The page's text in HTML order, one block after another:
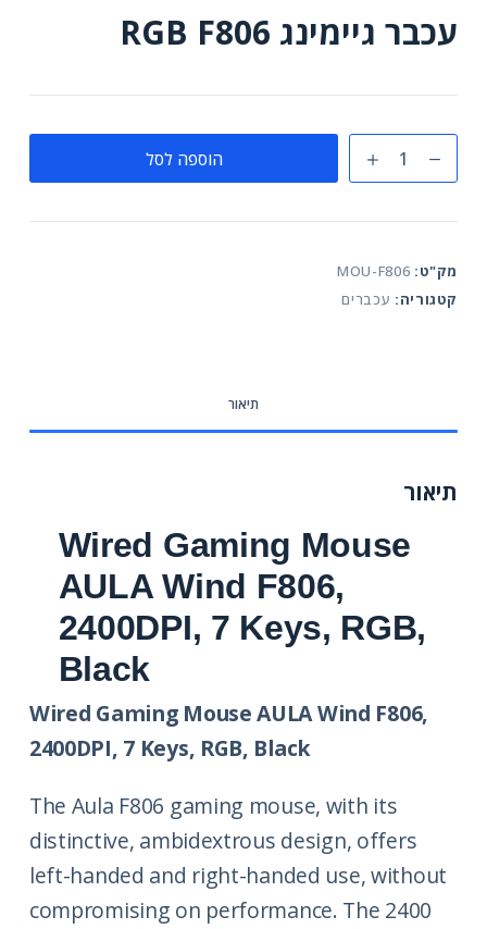
עכבר גיימינג RGB F806
גיימינג
F806
הוספה לסל
מק"ט: MOU-F806
קטגוריה: עכברים
תיאור
תיאור
Wired Gaming Mouse
AULA Wind F806,
2400DPI, 7 Keys, RGB,
Black
Wired Gaming Mouse AULA Wind F806,
2400DPI, 7 Keys, RGB, Black
The Aula F806 gaming mouse, with its
distinctive, ambidextrous design, offers
left-handed and right-handed use, without
compromising on performance. The 2400